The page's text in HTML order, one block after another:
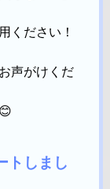
ください！
声がけくだ
トしまし